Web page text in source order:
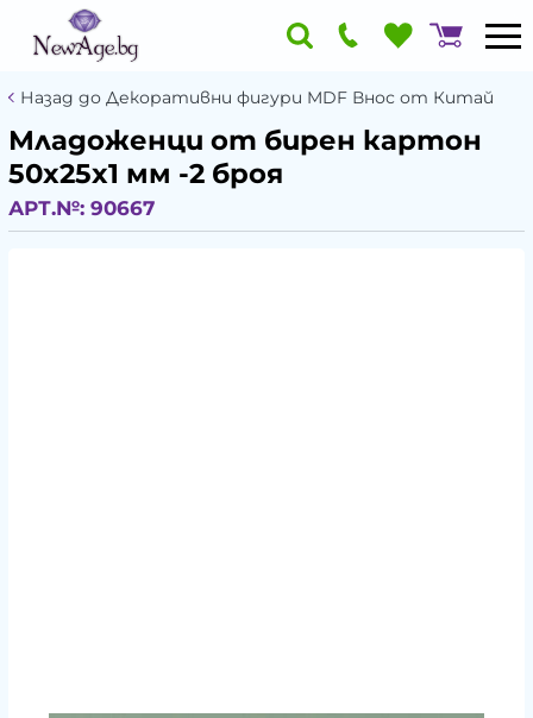
Назад до Декоративни фигури MDF Внос от Китай
Младоженци от бирен картон
50x25x1 мм -2 броя
АРТ.№: 90667